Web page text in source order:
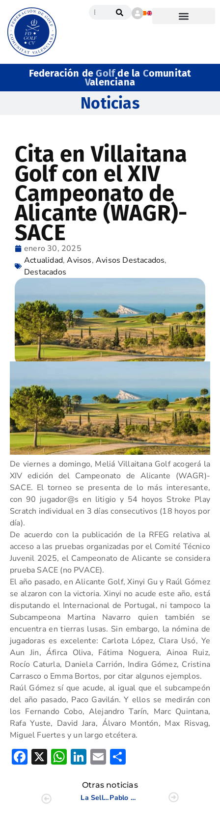
Federación deGolfde la Comunitat
Valenciana
Noticias
Cita en Villaitana
Golf con el XIV
Campeonato de
Alicante (WAGR)-
SACE
enero 30, 2025
Actualidad,Avisos,Avisos Destacados,
Destacados
De viernes a domingo, Meliá Villaitana Golf acogerá la
XIV edición del Campeonato de Alicante (WAGR)-
SACE. El torneo se presenta de lo más interesante,
con 90 jugador@s en litigio y 54 hoyos Stroke Play
Scratch individual en 3 días consecutivos (18 hoyos por
día).
De acuerdo con la publicación de la RFEG relativa al
acceso a las pruebas organizadas por el Comité Técnico
Juvenil 2025, el Campeonato de Alicante se considera
prueba SACE (no PVACE).
El año pasado, en Alicante Golf, Xinyi Gu y Raúl Gómez
se alzaron con la victoria. Xinyi no acude este año, está
disputando el Internacional de Portugal, ni tampoco la
Subcampeona Martina Navarro quien también se
encuentra en tierras lusas. Sin embargo, la nómina de
jugadoras es excelente: Carlota López, Clara Usó, Ye
Aun Jin, Áfirca Oliva, Fátima Noguera, Ainoa Ruiz,
Rocío Caturla, Daniela Carrión, Indira Gómez, Cristina
Carrasco o Emma Bortos, por citar algunos ejemplos.
Raúl Gómez sí que acude, al igual que el subcampeón
del año pasado, Paco Gavilán. Y ellos se medirán con
los Fernando Cobo, Alejandro Tarín, Marc Quintana,
Rafa Yuste, David Jara, Álvaro Montón, Max Risvag,
Miguel Fuertes y un largo etcétera.
Facebook
X WhatsApp
LinkedIn
Email
Otras noticias
La Sella Open, premiado por el LET como torneo con mejor servicio
Pablo Albacete y Carlota López mandan en el Campeonato de Alicante J.1